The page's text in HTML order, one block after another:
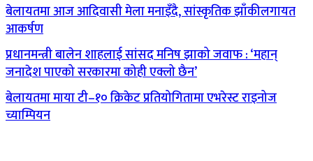
बेलायतमा आज आदिवासी मेला मनाइँदै, सांस्कृतिक झाँकीलगायत
आकर्षण
प्रधानमन्त्री बालेन शाहलाई सांसद मनिष झाको जवाफ : ‘महान्
जनादेश पाएको सरकारमा कोही एक्लो छैन’
बेलायतमा माया टी–१० क्रिकेट प्रतियोगितामा एभरेस्ट राइनोज
च्याम्पियन